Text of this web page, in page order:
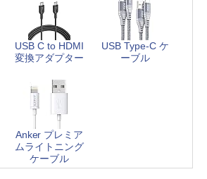
USB C to HDMI
変換アダプター
USB Type-C ケ
ーブル
Anker プレミア
ムライトニング
ケーブル